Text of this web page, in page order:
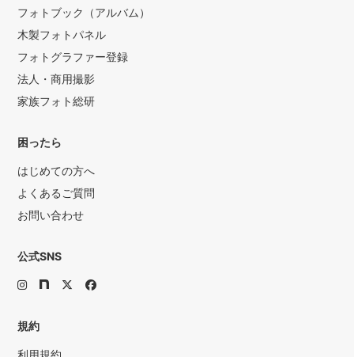
フォトブック（アルバム）
木製フォトパネル
フォトグラファー登録
法人・商用撮影
家族フォト総研
困ったら
はじめての方へ
よくあるご質問
お問い合わせ
公式SNS
規約
利用規約